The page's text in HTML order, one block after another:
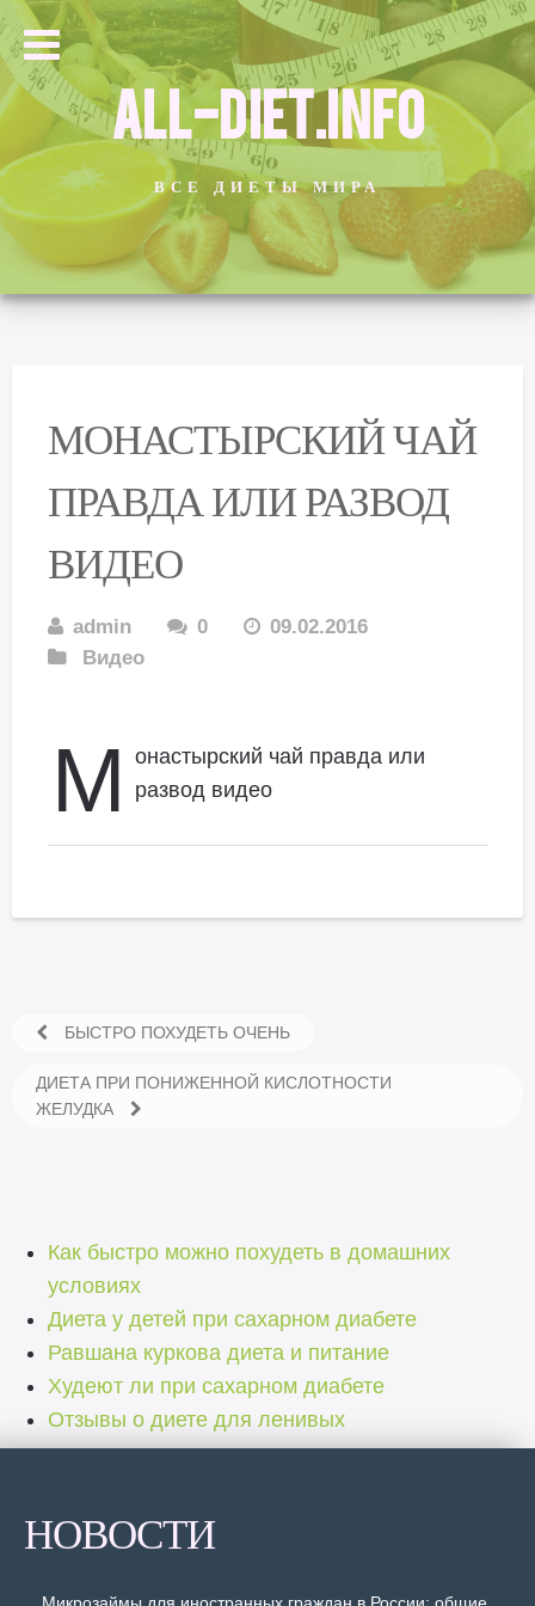
ALL-DIET.INFO
ВСЕ ДИЕТЫ МИРА
МОНАСТЫРСКИЙ ЧАЙ
ПРАВДА ИЛИ РАЗВОД
ВИДЕО
admin 0
09.02.2016
Видео
М
онастырский чай правда или
развод видео
БЫСТРО ПОХУДЕТЬ ОЧЕНЬ
ДИЕТА ПРИ ПОНИЖЕННОЙ КИСЛОТНОСТИ
ЖЕЛУДКА
Как быстро можно похудеть в домашних
условиях
Диета у детей при сахарном диабете
Равшана куркова диета и питание
Худеют ли при сахарном диабете
Отзывы о диете для ленивых
НОВОСТИ